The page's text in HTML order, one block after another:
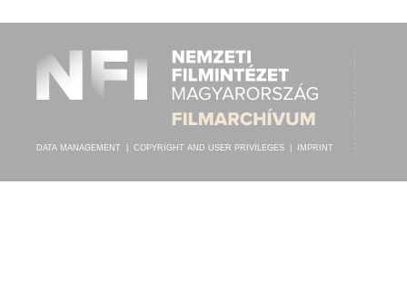
DATA MANAGEMENT COPYRIGHT AND USER PRIVILEGES IMPRINT